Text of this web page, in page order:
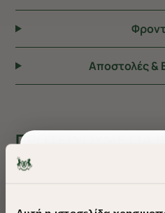
Αποστολές &
ΠΡΟΤΕΙΝΟΥΜΕ ΓΙΑ